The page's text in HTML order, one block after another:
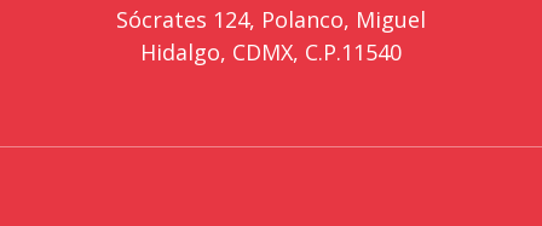
Sócrates 124, Polanco, Miguel
Hidalgo, CDMX, C.P.11540